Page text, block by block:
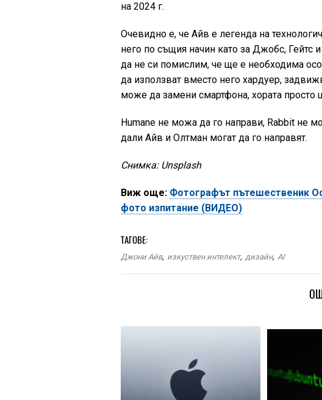
на 2024 г.
Очевидно е, че Айв е легенда на
него по същия начин като за Джобс, Гейтс
да не си помислим, че ще е необходима
да използват вместо него хардуер,
може да замени смартфона, хората просто
Humane не можа да го направи, Rabbit не
дали Айв и Олтман могат да го направят.
Снимка: Unsplash
Виж още: Фотографът пътешественик
фото изпитание (ВИДЕО)
ТАГОВЕ:
Джони Айв, изкуствен интелект, дизайн, AI